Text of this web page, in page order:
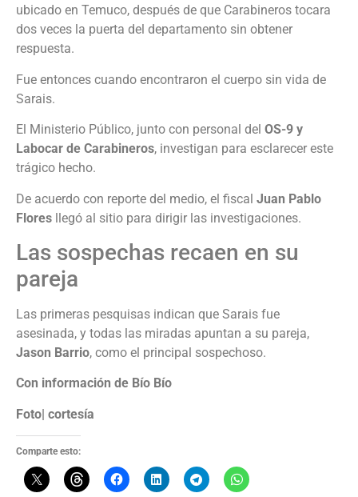
ubicado en Temuco, después de que Carabineros tocara
dos veces la puerta del departamento sin obtener
respuesta.
Fue entonces cuando encontraron el cuerpo sin vida de
Sarais.
El Ministerio Público, junto con personal del OS-9 y
Labocar de Carabineros, investigan para esclarecer este
trágico hecho.
De acuerdo con reporte del medio, el fiscal Juan Pablo
Flores llegó al sitio para dirigir las investigaciones.
Las sospechas recaen en su
pareja
Las primeras pesquisas indican que Sarais fue
asesinada, y todas las miradas apuntan a su pareja,
Jason Barrio, como el principal sospechoso.
Con información de Bío Bío
Foto| cortesía
Comparte esto: